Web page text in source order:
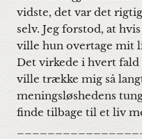
vidste, det var det
selv. Jeg forstod, at
ville hun overtage mit
Det virkede i hvert fald
ville trække mig så
meningsløshedens
finde tilbage til et liv